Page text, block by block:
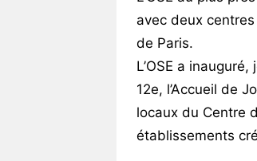
avec deuxcentres
de Paris.
L’OSE a
12e, l’Accueil de
locaux du Centre
établissements